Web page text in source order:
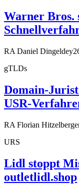
Warner Bros.
RA Daniel Dingeldey
gTLDs
Domain-
USR-
RA Florian
URS
Lidl stoppt
outletlidl.shop